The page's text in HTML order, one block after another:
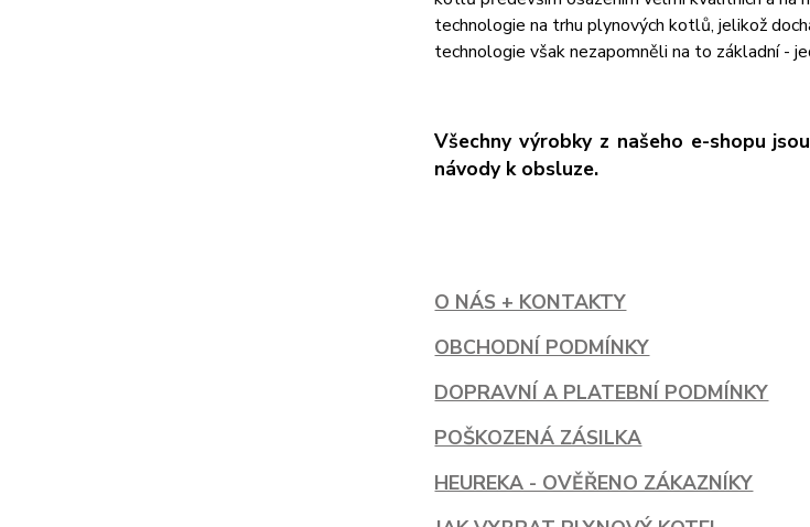
technologie na trhu plynových kotlů, jelikož
technologie však nezapomněli na to základní -
Všechny výrobky z našeho e-shopu
návody k obsluze.
O NÁS + KONTAKTY
OBCHODNÍ PODMÍNKY
DOPRAVNÍ A PLATEBNÍ PODMÍNKY
POŠKOZENÁ ZÁSILKA
HEUREKA - OVĚŘENO ZÁKAZNÍKY